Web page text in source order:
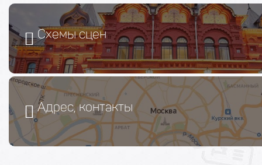
Схемы сцен
Адрес, контакты